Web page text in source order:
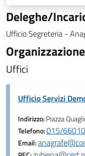
Deleghe/
Ufficio Segreteria -
Organizzazione
Uffici
Ufficio Servizi
Indirizzo:Piazza
Telefono:015/
Email: